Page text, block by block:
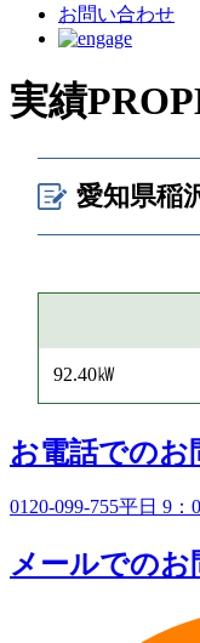
お問い合わせ
実績
愛知県稲
92.40㎾
お電話でのお
0120-099-755平日 9：
メールでのお